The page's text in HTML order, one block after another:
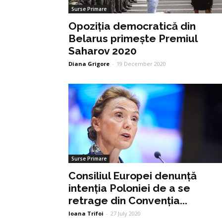
Surse Primare
Opoziția democratică din
Belarus primește Premiul
Saharov 2020
Diana Grigore - 19 December 2020
Surse Primare
Consiliul Europei denunță
intenția Poloniei de a se
retrage din Convenția...
Ioana Trifoi - 27 July 2020